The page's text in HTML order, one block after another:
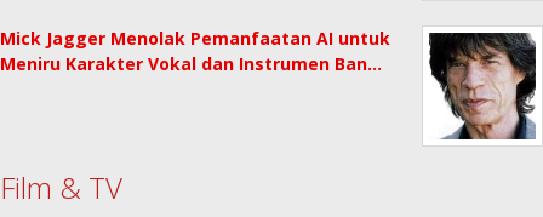
Mick Jagger Menolak Pemanfaatan AI untuk
Meniru Karakter Vokal dan Instrumen Ban…
Film & TV